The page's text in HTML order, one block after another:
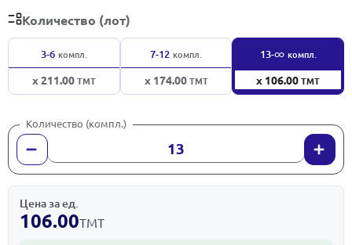
Количество (лот)
3-6 компл.
x 211.00ТМТ
7-12 компл.
x 174.00ТМТ
13-∞ компл.
x 106.00ТМТ
Количество (компл.)
Цена за ед.
106.00ТМТ